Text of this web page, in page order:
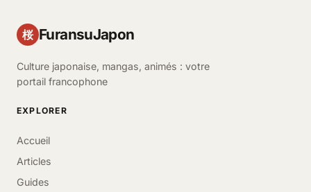
桜 FuransuJapon
Culture japonaise, mangas, animés : votre
portail francophone
EXPLORER
Accueil
Articles
Guides